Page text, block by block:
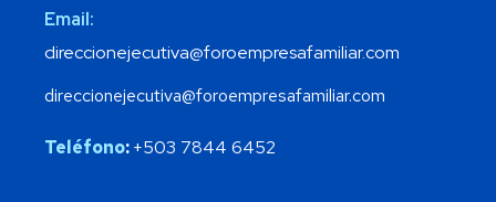
Email:
direccionejecutiva@foroempresafamiliar.com
direccionejecutiva@foroempresafamiliar.com
Teléfono:+503 7844 6452